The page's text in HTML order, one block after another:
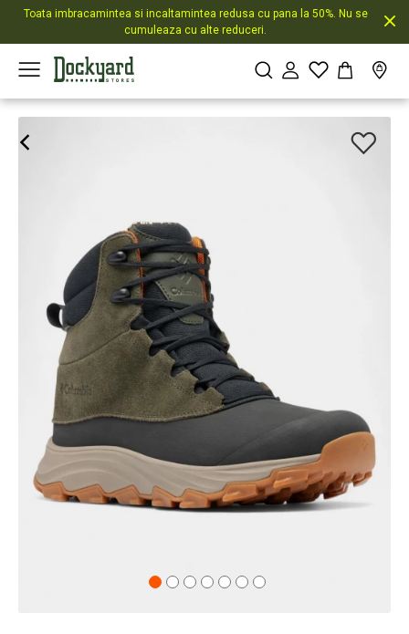
Toata imbracamintea si incaltamintea redusa cu pana la 50%. Nu se
cumuleaza cu alte reduceri.